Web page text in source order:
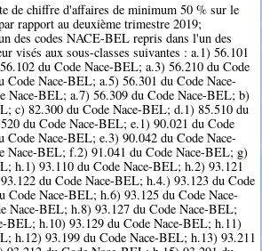
de chiffre d'affaires de minimum 50 % sur le
rapport au deuxième trimestre 2019;
des codes NACE-BEL repris dans l'un des
visés aux sous-classes suivantes : a.1) 56.101
du Code Nace-BEL; a.3) 56.210 du Code
Code Nace-BEL; a.5) 56.301 du Code Nace-
Nace-BEL; a.7) 56.309 du Code Nace-BEL; b)
c) 82.300 du Code Nace-BEL; d.1) 85.510 du
du Code Nace-BEL; e.1) 90.021 du Code
Code Nace-BEL; e.3) 90.042 du Code Nace-
Nace-BEL; f.2) 91.041 du Code Nace-BEL; g)
h.1) 93.110 du Code Nace-BEL; h.2) 93.121
du Code Nace-BEL; h.4.) 93.123 du Code
Code Nace-BEL; h.6) 93.125 du Code Nace-
Nace-BEL; h.8) 93.127 du Code Nace-BEL;
BEL; h.10) 93.129 du Code Nace-BEL; h.11)
h.12) 93.199 du Code Nace-BEL; h.13) 93.211